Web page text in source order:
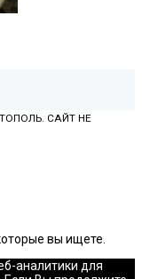
САЙТ НЕ
вы ищете.
аналитики для